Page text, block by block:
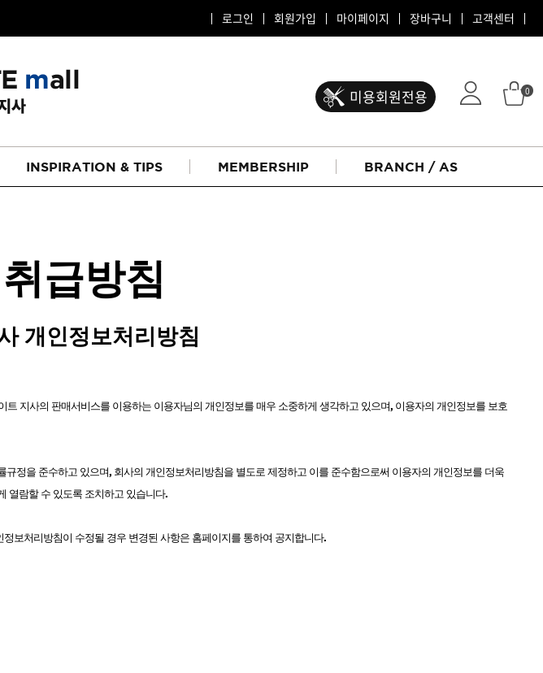
고객센터
장바구니
마이페이지
회원가입
로그인
미용회원전용 0
INSPIRATION & TIPS MEMBERSHIP BRANCH / AS
인
인
라인
브레시
맥스
급방침
개인정보처리방침
트 지사의 판매서비스를 이용하는 이용자님의 개인정보를 매우 소중하게 생각하고 있으며, 이용자의 개인정보를 보호
규정을 준수하고 있으며, 회사의 개인정보처리방침을 별도로 제정하고 이를 준수함으로써 이용자의 개인정보를 더욱
열람할 수 있도록 조치하고 있습니다.
정보처리방침이 수정될 경우 변경된 사항은 홈페이지를 통하여 공지합니다.